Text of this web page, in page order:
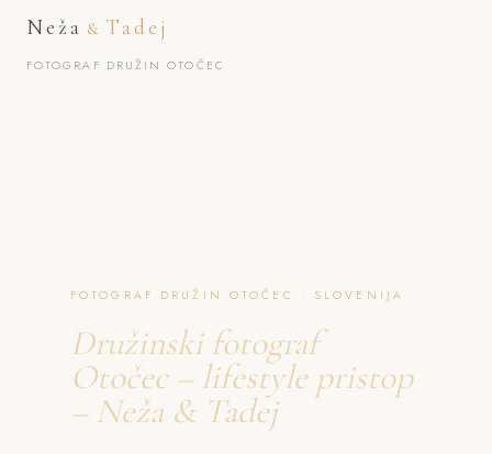
Neža & Tadej
FOTOGRAF DRUŽIN OTOČEC
FOTOGRAF DRUŽIN OTOČEC · SLOVENIJA
Družinski fotograf
Otočec – lifestyle pristop
– Neža & Tadej